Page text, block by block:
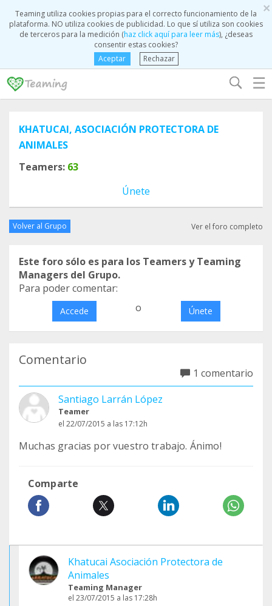
×
Teaming utiliza cookies propias para el correcto funcionamiento de la
plataforma. NO utiliza cookies de publicidad. Lo que sí utiliza son cookies
de terceros para la medición (haz click aquí para leer más), ¿deseas
consentir estas cookies?
Aceptar
Rechazar
☰
KHATUCAI, ASOCIACIÓN PROTECTORA DE
ANIMALES
Teamers: 63
Únete
Volver al Grupo Ver el foro completo
Este foro sólo es para los Teamers y Teaming
Managers del Grupo.
Para poder comentar:
Accede o Únete
Comentario
1 comentario
Santiago Larrán López
Teamer
el 22/07/2015 a las 17:12h
Muchas gracias por vuestro trabajo. Ánimo!
Comparte
Khatucai Asociación Protectora de
Animales
Teaming Manager
el 23/07/2015 a las 17:28h